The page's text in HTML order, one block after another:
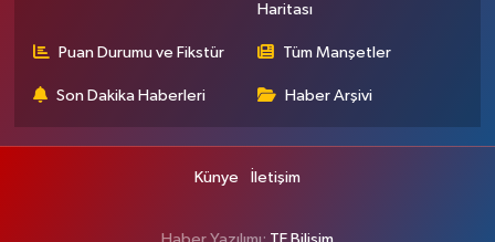
Haritası
Puan Durumu ve Fikstür Tüm Manşetler
Son Dakika Haberleri Haber Arşivi
Künye İletişim